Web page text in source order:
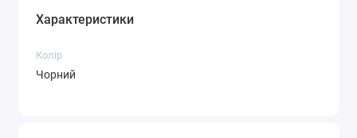
Характеристики
Колір
Чорний